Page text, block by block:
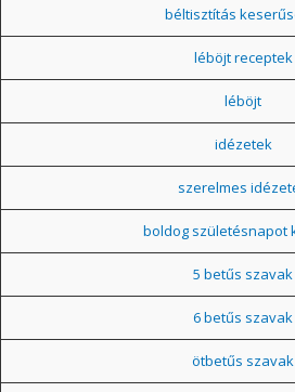
béltisztítás
léböjt receptek
léböjt
idézetek
szerelmes
boldog születésnapot
5 betűs szavak
6 betűs szavak
ötbetűs szavak